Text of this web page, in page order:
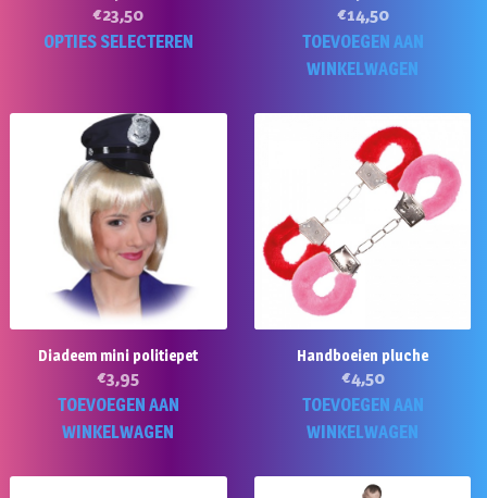
€23,50
OPTIES SELECTEREN
meerdere
gekozen
worden
productpagina
€14,50
TOEVOEGEN AAN
WINKELWAGEN
Diadeem mini politiepet
€3,95
TOEVOEGEN AAN
WINKELWAGEN
Handboeien pluche
€4,50
TOEVOEGEN AAN
WINKELWAGEN